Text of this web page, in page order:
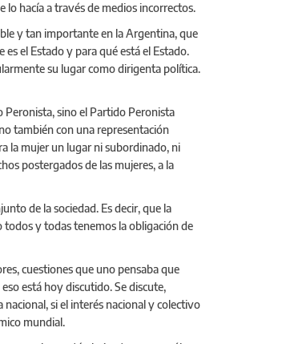
hacía a través de medios incorrectos.
y tan importante en la Argentina, que
el Estado y para qué está el Estado.
su lugar como dirigenta política.
sino el Partido Peronista
también con una representación
la mujer un lugar ni subordinado, ni
postergados de las mujeres, a la
de la sociedad. Es decir, que la
todos y todas tenemos la obligación de
cuestiones que uno pensaba que
está hoy discutido. Se discute,
si el interés nacional y colectivo
mundial.